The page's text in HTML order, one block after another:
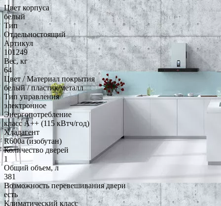
Цвет корпуса
белый
Тип
Отдельностоящий
Артикул
101249
Вес, кг
64
Цвет / Материал покрытия
белый / пластик/металл
Тип управления
электронное
Энергопотребление
класс A++ (115 кВтч/год)
Хладагент
R600a (изобутан)
Количество дверей
1
Общий объем, л
381
Возможность перевешивания двери
есть
Климатический класс